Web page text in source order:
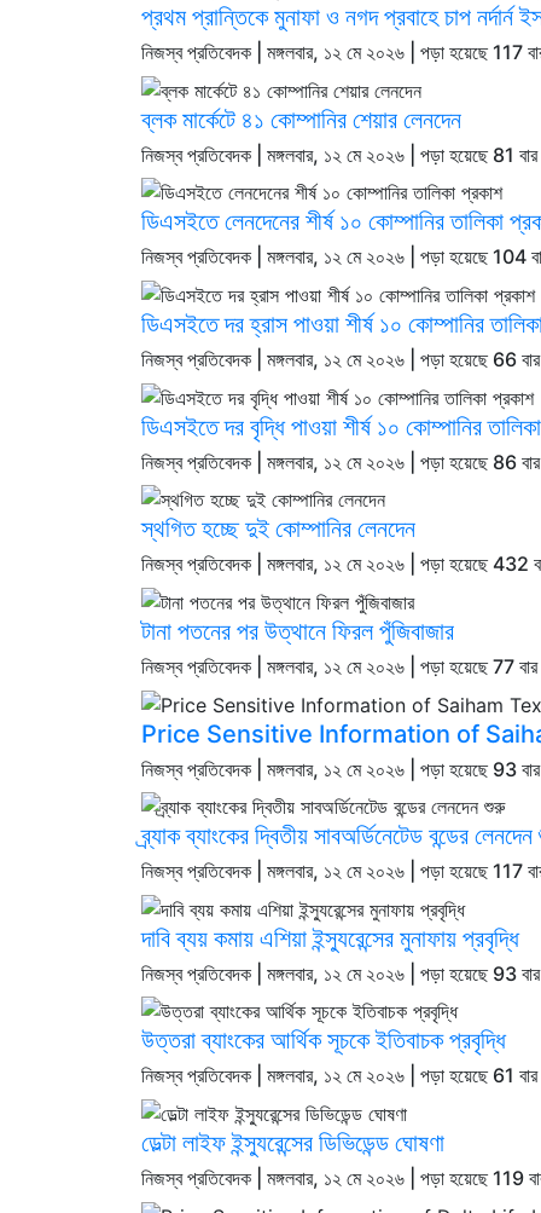
প্রথম প্রান্তিকে মুনাফা ও নগদ প্রবাহে চাপ নর্দার্ন
নিজস্ব প্রতিবেদক | মঙ্গলবার, ১২ মে ২০২৬ | পড়া হয়েছে 117
ব্লক মার্কেটে ৪১ কোম্পানির শেয়ার লেনদেন
নিজস্ব প্রতিবেদক | মঙ্গলবার, ১২ মে ২০২৬ | পড়া হয়েছে 81
ডিএসইতে লেনদেনের শীর্ষ ১০ কোম্পানির তালিকা
নিজস্ব প্রতিবেদক | মঙ্গলবার, ১২ মে ২০২৬ | পড়া হয়েছে 104
ডিএসইতে দর হ্রাস পাওয়া শীর্ষ ১০ কোম্পানির
নিজস্ব প্রতিবেদক | মঙ্গলবার, ১২ মে ২০২৬ | পড়া হয়েছে 66
ডিএসইতে দর বৃদ্ধি পাওয়া শীর্ষ ১০ কোম্পানির
নিজস্ব প্রতিবেদক | মঙ্গলবার, ১২ মে ২০২৬ | পড়া হয়েছে 86
স্থগিত হচ্ছে দুই কোম্পানির লেনদেন
নিজস্ব প্রতিবেদক | মঙ্গলবার, ১২ মে ২০২৬ | পড়া হয়েছে 432
টানা পতনের পর উত্থানে ফিরল পুঁজিবাজার
নিজস্ব প্রতিবেদক | মঙ্গলবার, ১২ মে ২০২৬ | পড়া হয়েছে 77
Price Sensitive Information of
নিজস্ব প্রতিবেদক | মঙ্গলবার, ১২ মে ২০২৬ | পড়া হয়েছে 93
ব্র্যাক ব্যাংকের দ্বিতীয় সাবঅর্ডিনেটেড বন্ডের
নিজস্ব প্রতিবেদক | মঙ্গলবার, ১২ মে ২০২৬ | পড়া হয়েছে 117
দাবি ব্যয় কমায় এশিয়া ইন্স্যুরেন্সের মুনাফায় প্রবৃদ্ধি
নিজস্ব প্রতিবেদক | মঙ্গলবার, ১২ মে ২০২৬ | পড়া হয়েছে 93
উত্তরা ব্যাংকের আর্থিক সূচকে ইতিবাচক প্রবৃদ্ধি
নিজস্ব প্রতিবেদক | মঙ্গলবার, ১২ মে ২০২৬ | পড়া হয়েছে 61
ডেল্টা লাইফ ইন্স্যুরেন্সের ডিভিডেন্ড ঘোষণা
নিজস্ব প্রতিবেদক | মঙ্গলবার, ১২ মে ২০২৬ | পড়া হয়েছে 119